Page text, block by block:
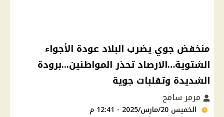
منخفض جوي يضرب البلاد عودة الأجواء
الشتوية…الارصاد تحذر المواطنين...برودة
الشديدة وتقلبات جوية
مرمر سامح
الخميس 20/مارس/2025 - 12:41 م